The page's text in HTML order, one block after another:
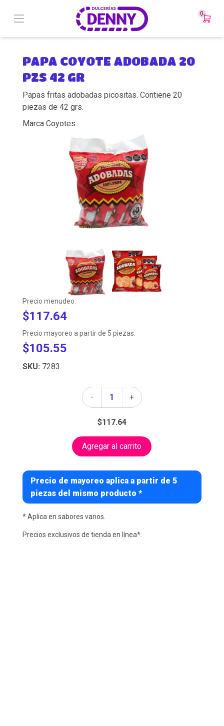
0
PAPA COYOTE ADOBADA 20
PZS 42 GR
Papas fritas adobadas picositas. Contiene 20
piezas de 42 grs.
Marca Coyotes
Precio menudeo:
$117.64
Precio mayoreo a partir de 5 piezas:
$105.55
SKU: 7283
-
Cantidad +
$117.64
Agregar al carrito
Precio de mayoreo aplica a partir de 5
piezas del mismo producto *
* Aplica en sabores varios.
Precios exclusivos de tienda en línea*.